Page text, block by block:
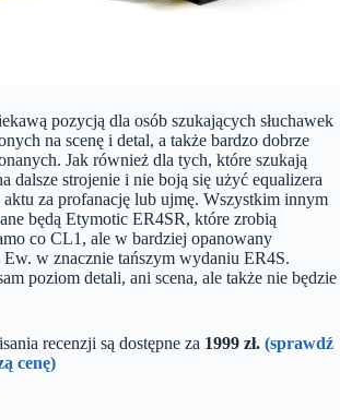
pozycją dla osób szukających słuchawek
na scenę i detal, a także bardzo dobrze
Jak również dla tych, które szukają
dalsze strojenie i nie boją się użyć equalizera
aktu za profanację lub ujmę. Wszystkim innym
będą Etymotic ER4SR, które zrobią
co CL1, ale w bardziej opanowany
w znacznie tańszym wydaniu ER4S.
poziom detali, ani scena, ale także nie będzie
recenzji są dostępne za 1999 zł. (sprawdź
cenę)